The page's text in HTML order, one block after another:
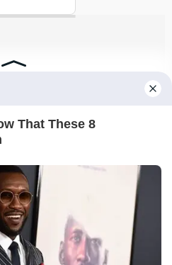
MULTIMEDIA